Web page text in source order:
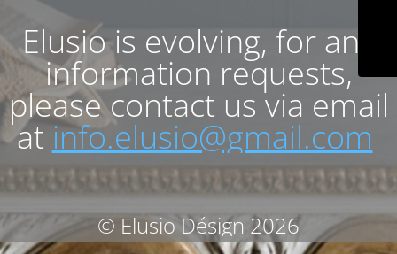
Elusio is evolving, for any
information requests,
please contact us via email
at info.elusio@gmail.com
© Elusio Désign 2026